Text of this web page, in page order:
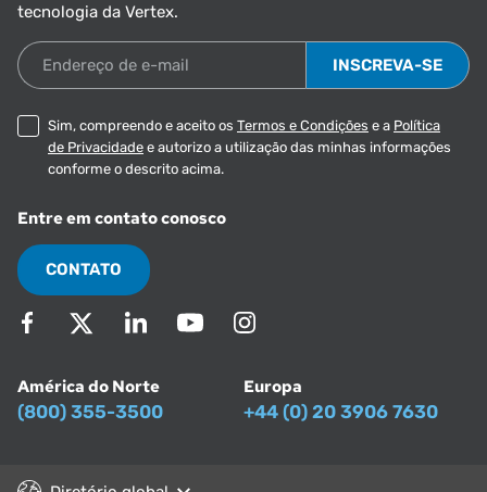
tecnologia da Vertex.
Endereço de e-mail
Sim, compreendo e aceito os Termos e Condições e a Política
de Privacidade e autorizo a utilização das minhas informações
conforme o descrito acima.
Entre em contato conosco
CONTATO
América do Norte
(800) 355-3500
Europa
+44 (0) 20 3906 7630